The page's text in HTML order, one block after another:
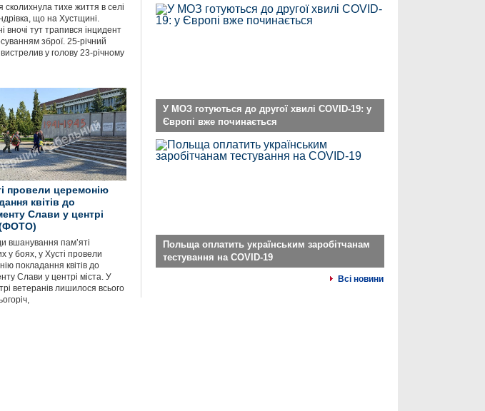
сколихнула тихе життя в селі
що на Хустщині.
вночі тут трапився інцидент
зброї. 25-річний
вистрелив у голову 23-річному
провели церемонію
квітів до
Слави у центрі
(ФОТО)
вшанування пам’яті
у боях, у Хусті провели
покладання квітів до
Слави у центрі міста. У
ветеранів лишилося всього
У МОЗ готуються до другої хвилі COVID-19: у
Європі вже починається
Польща оплатить українським заробітчанам
тестування на COVID-19
Всі новини